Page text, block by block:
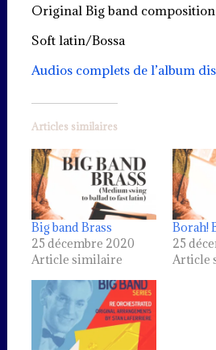
Original Big band
Soft latin/Bossa
Audios complets de l’album
Articles similaires
Big band Brass
25 décembre 2020
Article similaire
Borah!
25
Article